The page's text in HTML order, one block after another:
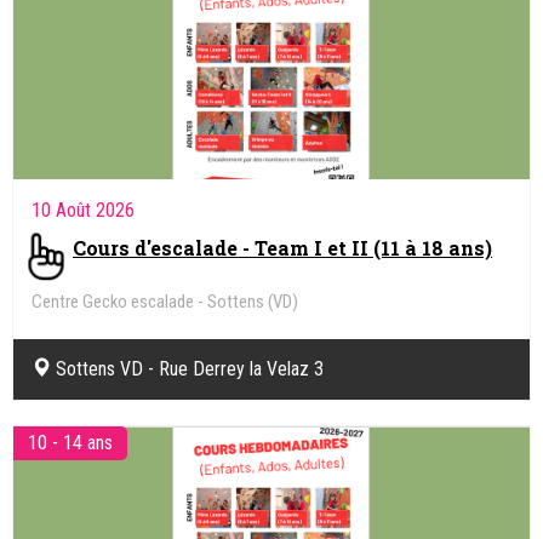
10 Août 2026
Cours d'escalade - Team I et II (11 à 18 ans)
Centre Gecko escalade - Sottens (VD)
Sottens VD - Rue Derrey la Velaz 3
10 - 14 ans